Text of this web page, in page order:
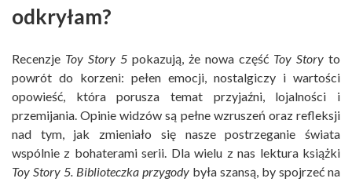
odkryłam?
Recenzje Toy Story 5 pokazują, że nowa część Toy Story to
powrót do korzeni: pełen emocji, nostalgiczy i wartości
opowieść, która porusza temat przyjaźni, lojalności i
przemijania. Opinie widzów są pełne wzruszeń oraz refleksji
nad tym, jak zmieniało się nasze postrzeganie świata
wspólnie z bohaterami serii. Dla wielu z nas lektura książki
Toy Story 5. Biblioteczka przygody była szansą, by spojrzeć na